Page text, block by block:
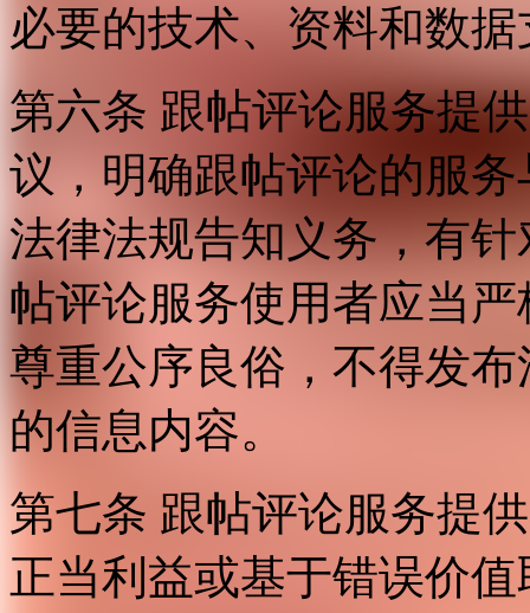
必要的技术、资料和数
第六条 跟帖评论服务提
议，明确跟帖评论的服
法律法规告知义务，有
帖评论服务使用者应当
尊重公序良俗，不得发
的信息内容。
第七条 跟帖评论服务提
正当利益或基于错误价